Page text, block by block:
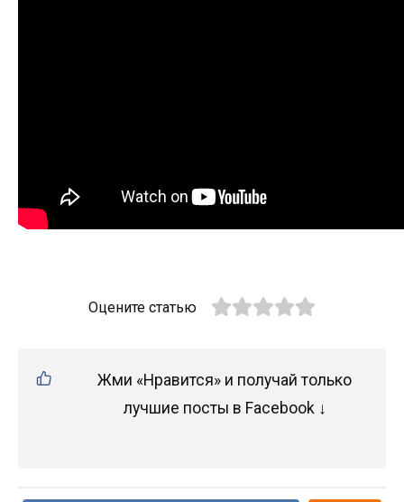
Оцените статью
Жми «Нравится» и получай только
лучшие посты в Facebook ↓